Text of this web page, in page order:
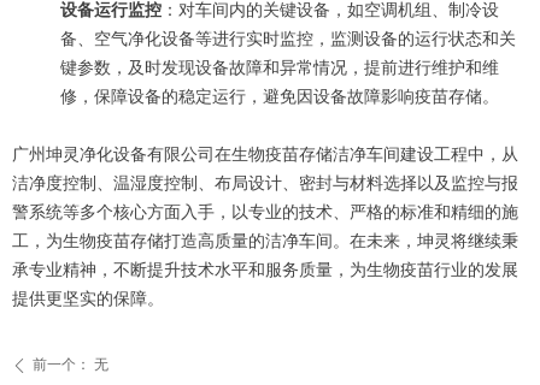
设备运行监控 ：对车间内的关键设备，如空调机组、制冷设
备、空气净化设备等进行实时监控，监测设备的运行状态和关
键参数，及时发现设备故障和异常情况，提前进行维护和维
修，保障设备的稳定运行，避免因设备故障影响疫苗存储。
广州坤灵净化设备有限公司在生物疫苗存储洁净车间建设工程中，从
洁净度控制、温湿度控制、布局设计、密封与材料选择以及监控与报
警系统等多个核心方面入手，以专业的技术、严格的标准和精细的施
工，为生物疫苗存储打造高质量的洁净车间。在未来，坤灵将继续秉
承专业精神，不断提升技术水平和服务质量，为生物疫苗行业的发展
提供更坚实的保障。
ꄴ 前一个： 无